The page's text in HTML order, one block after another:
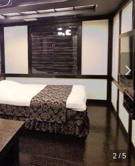
2 /5